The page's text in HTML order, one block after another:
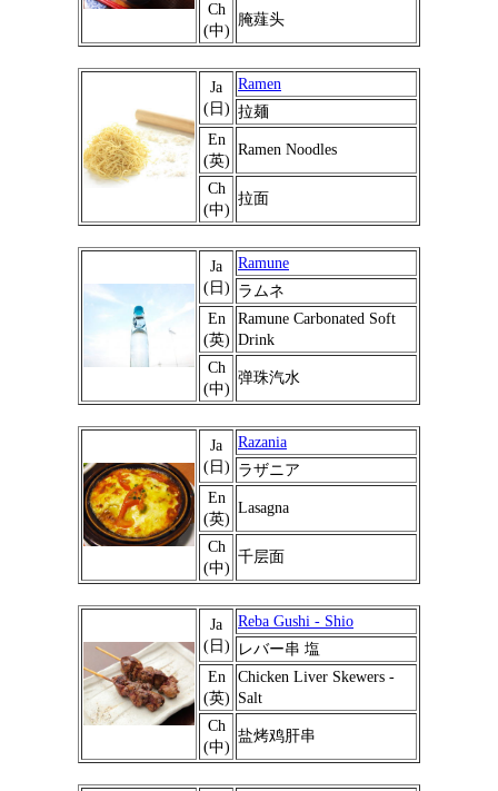
Ch
(中)
腌薤头
Ja
(日)
Ramen
拉麺
En
(英)
Ramen Noodles
Ch
(中)
拉面
Ja
(日)
Ramune
ラムネ
En
(英)
Ramune Carbonated Soft
Drink
Ch
(中)
弹珠汽水
Ja
(日)
Razania
ラザニア
En
(英)
Lasagna
Ch
(中)
千层面
Ja
(日)
Reba Gushi - Shio
レバー串 塩
En
(英)
Chicken Liver Skewers -
Salt
Ch
(中)
盐烤鸡肝串